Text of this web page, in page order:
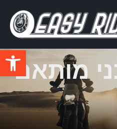
פתח
מותאם